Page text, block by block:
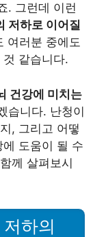
. 그런데 이런
저하로 이어질
여러분 중에도
같습니다.
건강에 미치는
습니다. 난청이
, 그리고 어떻
도움이 될 수
께 살펴보시
하의